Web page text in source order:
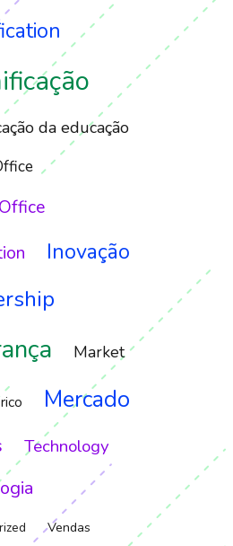
da educação
Inovação
Market
Mercado
Technology
Vendas